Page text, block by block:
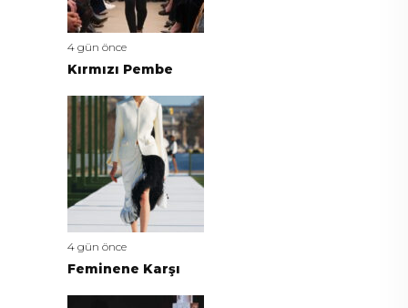
4 gün önce
Kırmızı Pembe
4 gün önce
Feminene Karşı